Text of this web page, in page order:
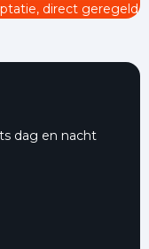
direct geregeld
dag en nacht